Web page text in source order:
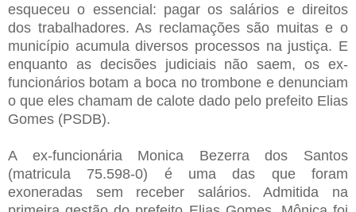
esqueceu o essencial: pagar os salários e direitos
dos trabalhadores. As reclamações são muitas e o
município acumula diversos processos na justiça. E
enquanto as decisões judiciais não saem, os ex-
funcionários botam a boca no trombone e denunciam
o que eles chamam de calote dado pelo prefeito Elias
Gomes (PSDB).
A ex-funcionária Monica Bezerra dos Santos
(matricula 75.598-0) é uma das que foram
exoneradas sem receber salários. Admitida na